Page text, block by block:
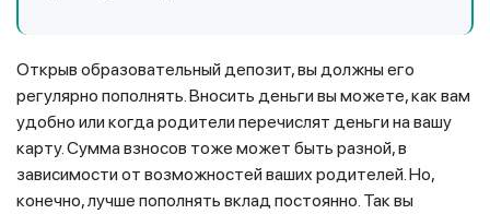
Открыв образовательный депозит, вы должны его
регулярно пополнять. Вносить деньги вы можете, как вам
удобно или когда родители перечислят деньги на вашу
карту. Сумма взносов тоже может быть разной, в
зависимости от возможностей ваших родителей. Но,
конечно, лучше пополнять вклад постоянно. Так вы